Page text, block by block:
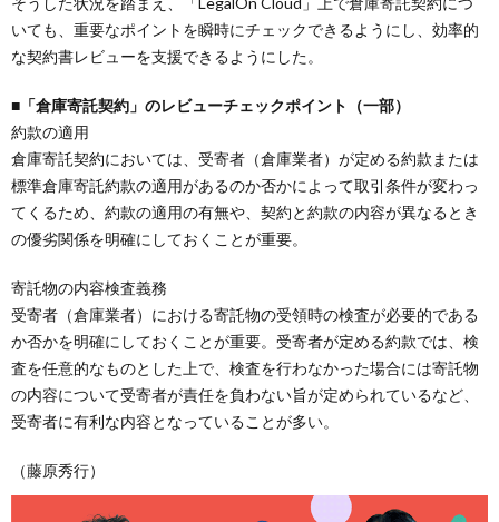
いても、重要なポイントを瞬時にチェックできるようにし、効率的
な契約書レビューを支援できるようにした。
■「倉庫寄託契約」のレビューチェックポイント（一部）
約款の適用
倉庫寄託契約においては、受寄者（倉庫業者）が定める約款または
標準倉庫寄託約款の適用があるのか否かによって取引条件が変わっ
てくるため、約款の適用の有無や、契約と約款の内容が異なるとき
の優劣関係を明確にしておくことが重要。
寄託物の内容検査義務
受寄者（倉庫業者）における寄託物の受領時の検査が必要的である
か否かを明確にしておくことが重要。受寄者が定める約款では、検
査を任意的なものとした上で、検査を行わなかった場合には寄託物
の内容について受寄者が責任を負わない旨が定められているなど、
受寄者に有利な内容となっていることが多い。
（藤原秀行）